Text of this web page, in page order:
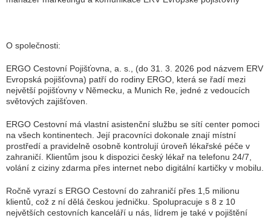
O společnosti:
ERGO Cestovní Pojišťovna, a. s., (do 31. 3. 2026 pod názvem ERV
Evropská pojišťovna) patří do rodiny ERGO, která se řadí mezi
největší pojišťovny v Německu, a Munich Re, jedné z vedoucích
světových zajišťoven.
ERGO Cestovní má vlastní asistenční službu se sítí center pomoci
na všech kontinentech. Její pracovníci dokonale znají místní
prostředí a pravidelně osobně kontrolují úroveň lékařské péče v
zahraničí. Klientům jsou k dispozici český lékař na telefonu 24/7,
volání z ciziny zdarma přes internet nebo digitální kartičky v mobilu.
Ročně vyrazí s ERGO Cestovní do zahraničí přes 1,5 milionu
klientů, což z ní dělá českou jedničku. Spolupracuje s 8 z 10
největších cestovních kanceláří u nás, lídrem je také v pojištění